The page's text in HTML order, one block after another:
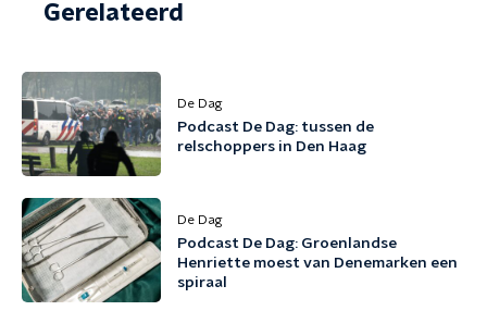
Gerelateerd
De Dag
Podcast De Dag: tussen de
relschoppers in Den Haag
De Dag
Podcast De Dag: Groenlandse
Henriette moest van Denemarken een
spiraal